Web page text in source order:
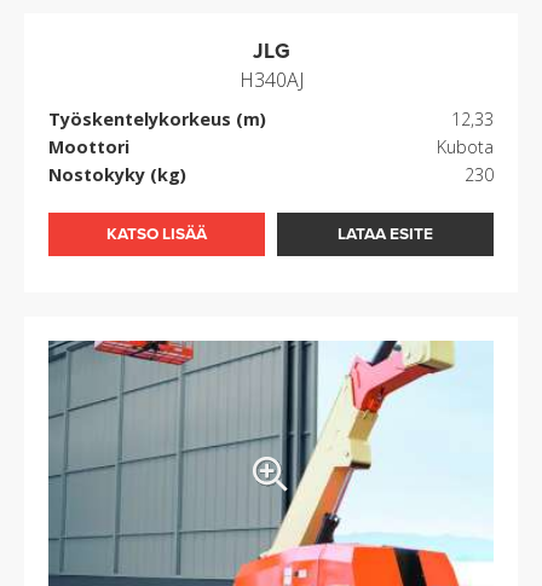
JLG
H340AJ
Työskentelykorkeus (m)
12,33
Moottori
Kubota
Nostokyky (kg)
230
KATSO LISÄÄ LATAA ESITE